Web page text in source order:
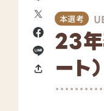
本選考
23年
ート）